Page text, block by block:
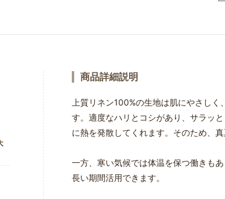
商品詳細説明
上質リネン100%の生地は肌にやさし
す。適度なハリとコシがあり、サラッ
に熱を発散してくれます。そのため、
一方、寒い気候では体温を保つ働きも
長い期間活用できます。